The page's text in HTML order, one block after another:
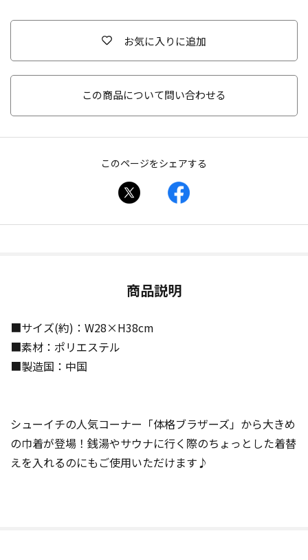
お気に入りに追加
この商品について問い合わせる
このページをシェアする
商品説明
■サイズ(約)：W28×H38cm
■素材：ポリエステル
■製造国：中国
シューイチの人気コーナー「体格ブラザーズ」から大きめ
の巾着が登場！銭湯やサウナに行く際のちょっとした着替
えを入れるのにもご使用いただけます♪